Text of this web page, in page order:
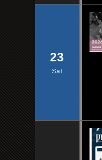
23
Sat